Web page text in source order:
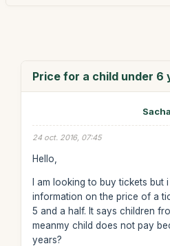
Price for a child under 6
Sacha
24 oct. 2016, 07:45
Hello,
I am looking to buy tickets but
information on the price of a
5 and a half. It says children
meanmy child does not pay
years?